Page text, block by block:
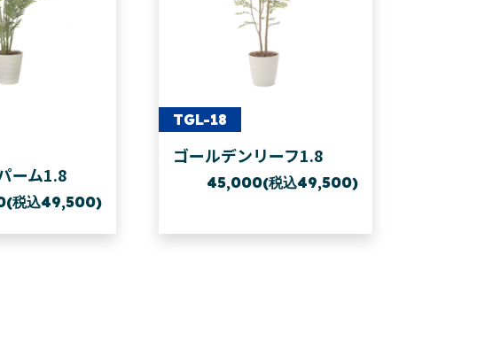
ーム1.8
税込49,500)
TGL-18
ゴールデンリーフ1.8
45,000(税込49,500)